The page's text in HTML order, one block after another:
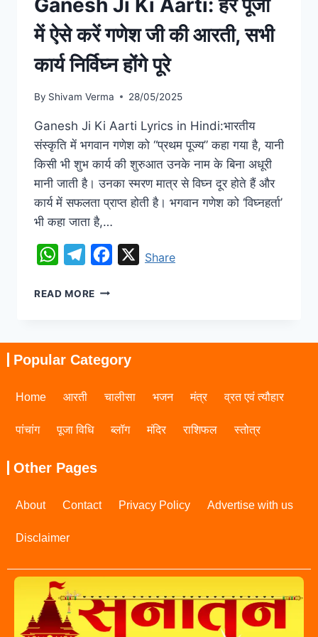
Ganesh Ji Ki Aarti: हर पूजा
में ऐसे करें गणेश जी की आरती, सभी
कार्य निर्विघ्न होंगे पूरे
By Shivam Verma 28/05/2025
Ganesh Ji Ki Aarti Lyrics in Hindi:भारतीय
संस्कृति में भगवान गणेश को “प्रथम पूज्य” कहा गया है, यानी
किसी भी शुभ कार्य की शुरुआत उनके नाम के बिना अधूरी
मानी जाती है। उनका स्मरण मात्र से विघ्न दूर होते हैं और
कार्य में सफलता प्राप्त होती है। भगवान गणेश को ‘विघ्नहर्ता’
भी कहा जाता है,…
WhatsAppTelegramFacebook
XShare
READ MORE
Popular Category
Home आरती चालीसा भजन मंत्र व्रत एवं त्यौहार
पांचांग पूजा विधि ब्लॉग मंदिर राशिफल स्तोत्र
Other Pages
About Contact Privacy Policy Advertise with us
Disclaimer